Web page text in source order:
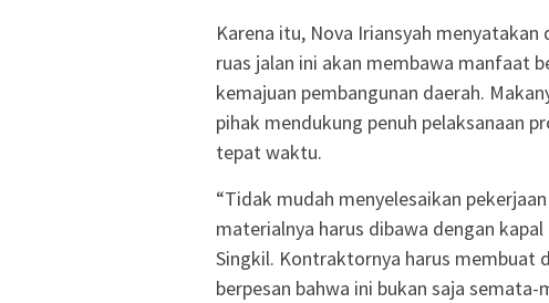
Karena itu, Nova Iriansyah
ruas jalan ini akan membawa manfaat
kemajuan pembangunan daerah.
pihak mendukung penuh pelaksanaan
tepat waktu.
“Tidak mudah menyelesaikan
materialnya harus dibawa dengan
Singkil. Kontraktornya harus membuat
berpesan bahwa ini bukan saja